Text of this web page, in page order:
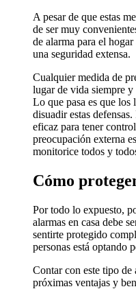
A pesar de que estas
de ser muy
de alarma para el
una seguridad extensa.
Cualquier medida de
lugar de vida siempre y
Lo que pasa es que los
disuadir estas
eficaz para tener
preocupación externa
monitorice todos y
Cómo
Por todo lo expuesto,
alarmas en casa debe
sentirte protegido
personas está optando
Contar con este tipo de
próximas ventajas y